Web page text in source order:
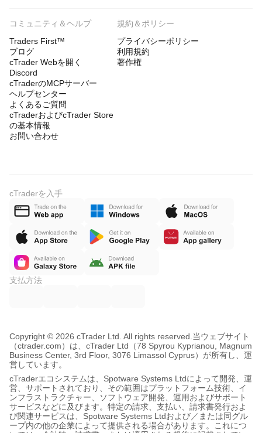
コミュニティ＆ヘルプ
Traders First™
ブログ
cTrader Webを開く
Discord
cTraderのMCPサーバー
ヘルプセンター
よくあるご質問
cTraderおよびcTrader Store
の基本情報
お問い合わせ
規約＆ポリシー
プライバシーポリシー
利用規約
著作権
cTraderを入手
支払方法
Copyright © 2026 cTrader Ltd. All rights reserved. 当ウェブサイト
（ctrader.com）は、cTrader Ltd（78 Spyrou Kyprianou, Magnum
Business Center, 3rd Floor, 3076 Limassol Cyprus）が所有し、運
営しています。
cTraderエコシステムは、Spotware Systems Ltdによって開発、運
営、サポートされており、その範囲はプラットフォーム技術、イ
ンフラストラクチャー、ソフトウェア開発、運用およびサポート
サービスなどに及びます。特定の請求、支払い、請求書発行およ
び関連サービスは、Spotware Systems Ltdおよび／または同グル
ープ内の他の企業によって提供される場合があります。これにつ